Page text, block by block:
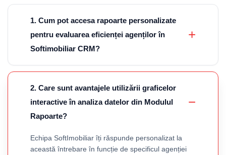
1. Cum pot accesa rapoarte personalizate
pentru evaluarea eficienței agenților în
Softimobiliar CRM?
2. Care sunt avantajele utilizării graficelor
interactive în analiza datelor din Modulul
Rapoarte?
Echipa SoftImobiliar îți răspunde personalizat la
această întrebare în funcție de specificul agenției